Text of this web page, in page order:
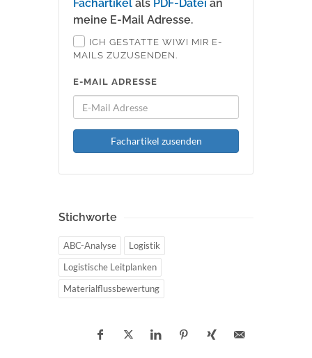
Fachartikel als PDF-Datei an
meine E-Mail Adresse.
ICH GESTATTE WIWI MIR E-
MAILS ZUZUSENDEN.
E-MAIL ADRESSE
Fachartikel zusenden
Stichworte
ABC-Analyse
Logistik
Logistische Leitplanken
Materialflussbewertung